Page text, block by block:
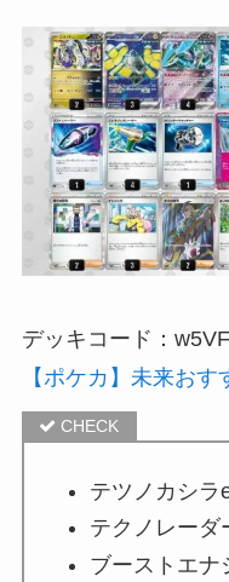
デッキコード：
【ポケカ】未来お
テツノカシラ
テクノレーダ
ブーストエナ